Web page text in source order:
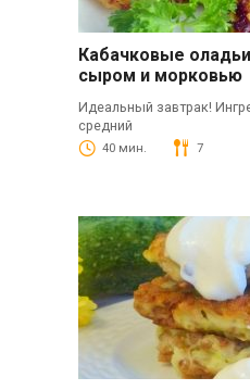
Кабачковые
сыром и морковью
Идеальный завтрак!
средний
40 мин. 7